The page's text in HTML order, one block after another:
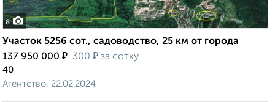
8
Участок 5256 сот., садоводство, 25 км от города
137 950 000 ₽ 300 ₽ за сотку
40
Агентство, 22.02.2024